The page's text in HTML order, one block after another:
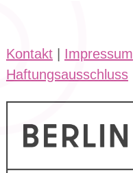
Kontakt| Impressum
Haftungsausschluss